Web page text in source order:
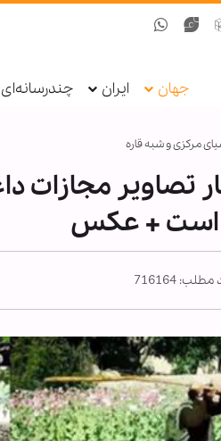
جهان ایران چندرسانه‌ای
مرکزی و شبه قاره
تصاویر
است + عکس
716164